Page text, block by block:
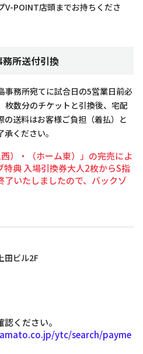
V-POINT店頭までお持ちくださ
所送付引換
事務所宛てに試合日の5営業日前必
枚数分のチケットと引換後、宅配
送料はお客様ご負担（着払）と
ください。
）・（ホーム東）」の完売によ
特典 入場引換券大人2枚からS指
いたしましたので、バックゾ
田ビル2F
ください。
ytc/search/payme